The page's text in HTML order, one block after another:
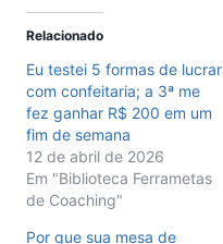
Relacionado
Eu testei 5 formas de lucrar
com confeitaria; a 3ª me
fez ganhar R$ 200 em um
fim de semana
12 de abril de 2026
Em "Biblioteca Ferrametas
de Coaching"
Por que sua mesa de